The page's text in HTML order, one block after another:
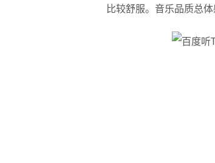
比较舒服。音乐品质总